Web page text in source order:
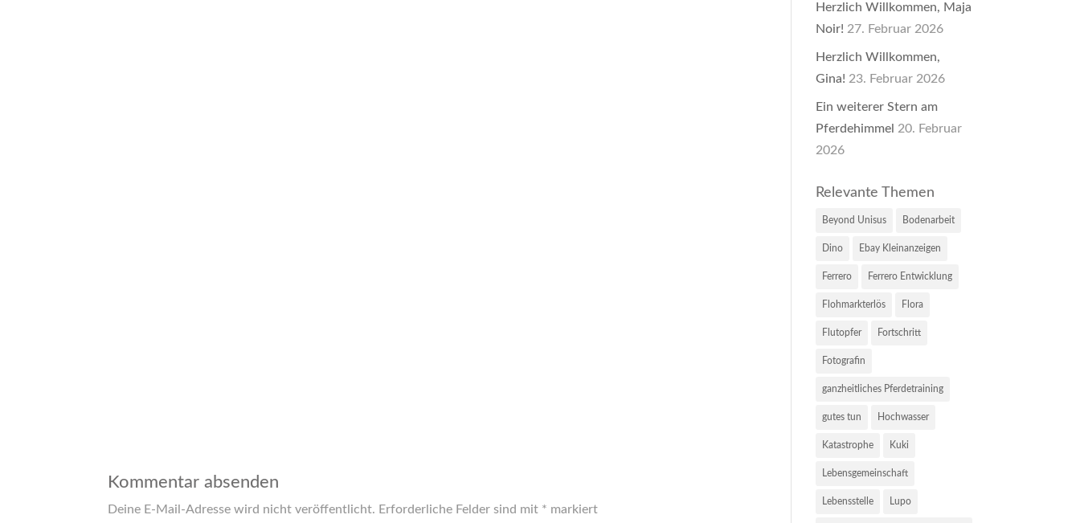
Kommentar absenden
Deine E-Mail-Adresse wird nicht veröffentlicht. Erforderliche Felder sind mit * markiert
Herzlich Willkommen, Maja
Noir! 27. Februar 2026
Herzlich Willkommen,
Gina! 23. Februar 2026
Ein weiterer Stern am
Pferdehimmel 20. Februar
2026
Relevante Themen
Beyond Unisus Bodenarbeit
Dino Ebay Kleinanzeigen
Ferrero Ferrero Entwicklung
Flohmarkterlös Flora
Flutopfer Fortschritt
Fotografin
ganzheitliches Pferdetraining
gutes tun Hochwasser
Katastrophe Kuki
Lebensgemeinschaft
Lebensstelle Lupo